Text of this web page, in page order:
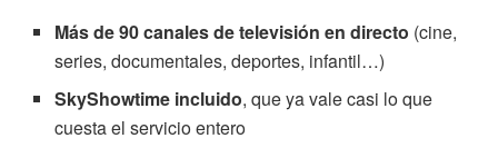
Más de 90 canales de televisión en directo (cine,
series, documentales, deportes, infantil…)
SkyShowtime incluido, que ya vale casi lo que
cuesta el servicio entero